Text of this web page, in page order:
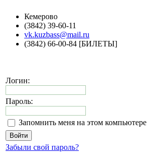
Кемерово
(3842) 39-60-11
vk.kuzbass@mail.ru
(3842) 66-00-84 [БИЛЕТЫ]
Логин:
Пароль:
Запомнить меня на этом компьютере
Забыли свой пароль?